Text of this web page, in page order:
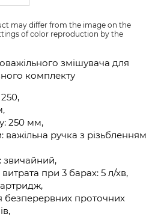
may differ from the image on the
of color reproduction by the
змішувача для
комплекту
250 мм,
важільна ручка з різьбленням
звичайний,
при 3 барах: 5 л/хв,
безперервних проточних